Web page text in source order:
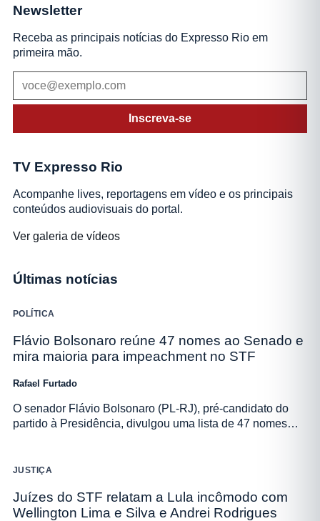
Newsletter
Receba as principais notícias do Expresso Rio em
primeira mão.
Inscreva-se
TV Expresso Rio
Acompanhe lives, reportagens em vídeo e os principais
conteúdos audiovisuais do portal.
Ver galeria de vídeos
Últimas notícias
POLÍTICA
Flávio Bolsonaro reúne 47 nomes ao Senado e
mira maioria para impeachment no STF
Rafael Furtado
O senador Flávio Bolsonaro (PL-RJ), pré-candidato do
partido à Presidência, divulgou uma lista de 47 nomes…
JUSTIÇA
Juízes do STF relatam a Lula incômodo com
Wellington Lima e Silva e Andrei Rodrigues